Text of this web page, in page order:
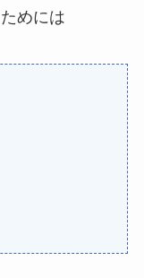
めには